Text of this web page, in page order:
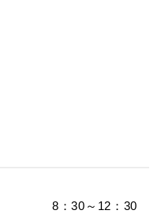
8：30～12：30